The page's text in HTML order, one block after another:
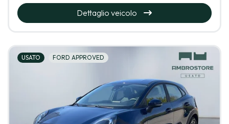
Dettaglio veicolo
USATO FORD APPROVED